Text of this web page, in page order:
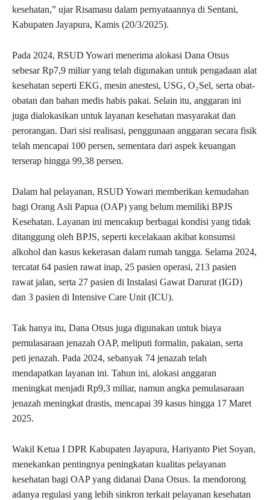
kesehatan,” ujar Risamasu dalam pernyataannya di Sentani,
Kabupaten Jayapura, Kamis (20/3/2025).
Pada 2024, RSUD Yowari menerima alokasi Dana Otsus
sebesar Rp7,9 miliar yang telah digunakan untuk pengadaan alat
kesehatan seperti EKG, mesin anestesi, USG, O₂Sel, serta obat-
obatan dan bahan medis habis pakai. Selain itu, anggaran ini
juga dialokasikan untuk layanan kesehatan masyarakat dan
perorangan. Dari sisi realisasi, penggunaan anggaran secara fisik
telah mencapai 100 persen, sementara dari aspek keuangan
terserap hingga 99,38 persen.
Dalam hal pelayanan, RSUD Yowari memberikan kemudahan
bagi Orang Asli Papua (OAP) yang belum memiliki BPJS
Kesehatan. Layanan ini mencakup berbagai kondisi yang tidak
ditanggung oleh BPJS, seperti kecelakaan akibat konsumsi
alkohol dan kasus kekerasan dalam rumah tangga. Selama 2024,
tercatat 64 pasien rawat inap, 25 pasien operasi, 213 pasien
rawat jalan, serta 27 pasien di Instalasi Gawat Darurat (IGD)
dan 3 pasien di Intensive Care Unit (ICU).
Tak hanya itu, Dana Otsus juga digunakan untuk biaya
pemulasaraan jenazah OAP, meliputi formalin, pakaian, serta
peti jenazah. Pada 2024, sebanyak 74 jenazah telah
mendapatkan layanan ini. Tahun ini, alokasi anggaran
meningkat menjadi Rp9,3 miliar, namun angka pemulasaraan
jenazah meningkat drastis, mencapai 39 kasus hingga 17 Maret
2025.
Wakil Ketua I DPR Kabupaten Jayapura, Hariyanto Piet Soyan,
menekankan pentingnya peningkatan kualitas pelayanan
kesehatan bagi OAP yang didanai Dana Otsus. Ia mendorong
adanya regulasi yang lebih sinkron terkait pelayanan kesehatan